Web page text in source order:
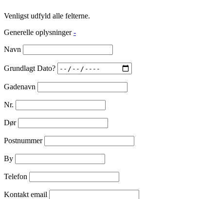
Venligst udfyld alle felterne.
Generelle oplysninger -
Navn
Grundlagt Dato?
Gadenavn
Nr.
Dør
Postnummer
By
Telefon
Kontakt email